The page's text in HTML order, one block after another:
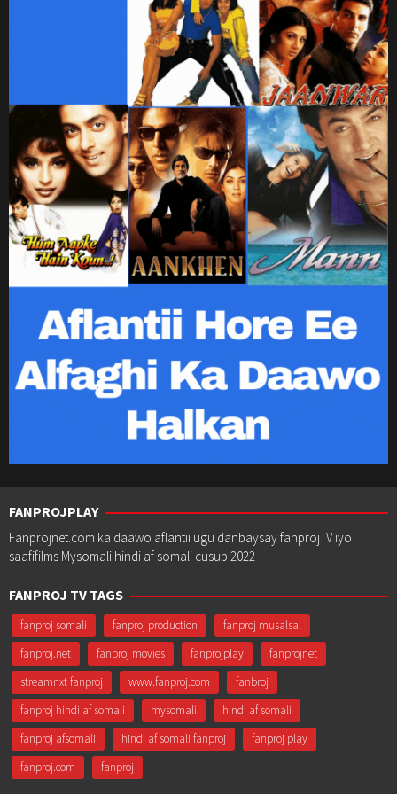
FANPROJPLAY
Fanprojnet.com ka daawo aflantii ugu danbaysay fanprojTV iyo
saafifilms Mysomali hindi af somali cusub 2022
FANPROJ TV TAGS
fanproj somali fanproj production
fanproj musalsal
fanproj.net
fanproj movies fanprojplay
fanprojnet
streamnxt fanproj
www.fanproj.com
fanbroj
fanproj hindi af somali
mysomali
hindi af somali
fanproj afsomali
hindi af somali fanproj
fanproj play
fanproj.com
fanproj